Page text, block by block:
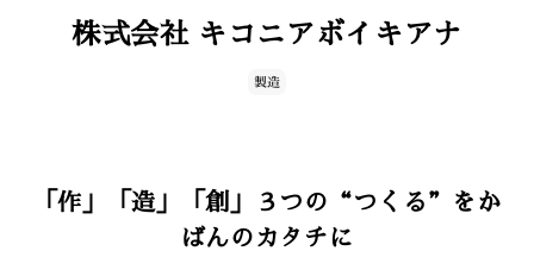
株式会社 キコニアボイキアナ
製造
「作」「造」「創」３つの“つくる”をか
ばんのカタチに